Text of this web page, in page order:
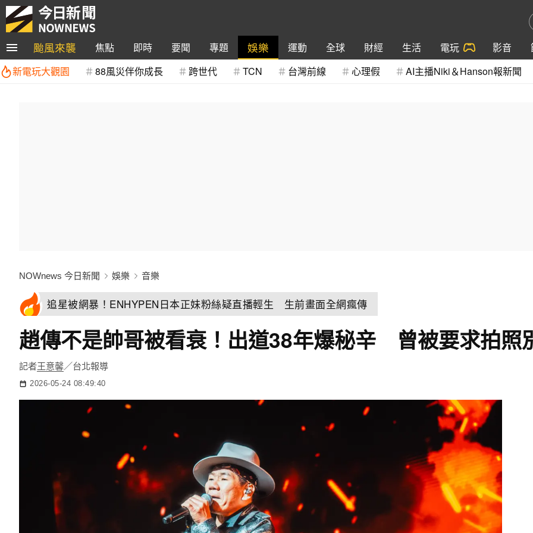
颱風來襲 焦點 即時 要聞 專題 娛樂 運動 全球 財經 生活 電玩 影音
新電玩大觀園
88風災伴你成長 跨世代 TCN 台灣前線 心理假 AI主播Niki＆Hanson報新聞
NOWnews 今日新聞 娛樂 音樂
追星被網暴！ENHYPEN日本正妹粉絲疑直播輕生 生前畫面全網瘋傳
趙傳不是帥哥被看衰！出道38年爆秘辛 曾被要求拍照
記者王意馨／台北報導
2026-05-24 08:49:40